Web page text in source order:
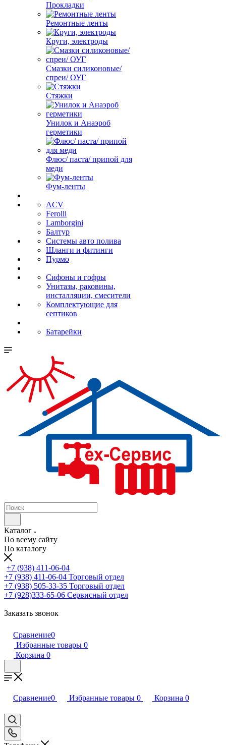
Прокладки
Ремонтные ленты
Круги, электроды
Смазки силиконовые/
спреи/ ОУГ
Стяжки
Унилок и Анаэроб
герметики
Флюс/ паста/ припой для
меди
Фум-ленты
ACV
Ferolli
Lamborgini
Балтур
Системы авто полива
Шланги и фитинги
Пурмо
Сифоны и гофры
Унитазы, раковины,
инсталляции, смесители
Комплектующие для
септиков
Батарейки
Каталог
По всему сайту
По каталогу
+7 (938) 411-06-04
+7 (938) 411-06-04 Торговый отдел
+7 (938) 505-33-35 Торговый отдел
+7 (928)333-65-06 Сервисный отдел
Заказать звонок
Сравнение0
Избранные товары 0
Корзина 0
Сравнение0 Избранные товары 0 Корзина 0